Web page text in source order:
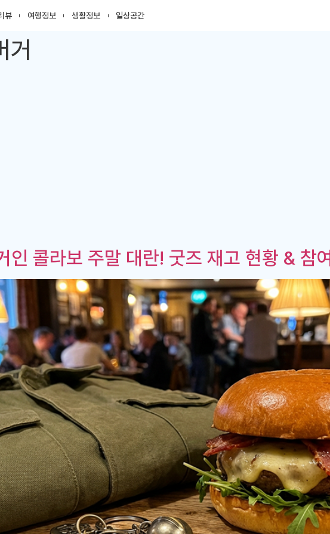
뷰 여행정보 생활정보 일상공간
거
인 콜라보 주말 대란! 굿즈 재고 현황 & 참